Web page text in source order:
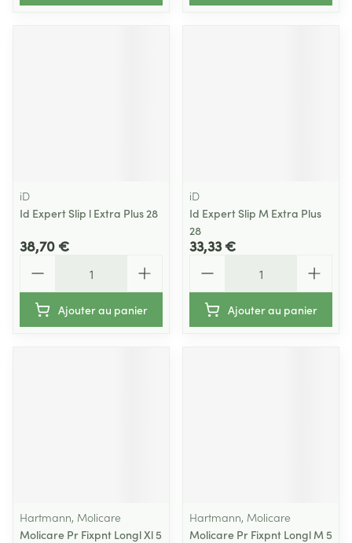
iD
Id Expert Slip l Extra Plus 28
38,70 €
Ajouter au panier
iD
Id Expert Slip M Extra Plus
28
33,33 €
Ajouter au panier
Hartmann, Molicare
Molicare Pr Fixpnt Longl Xl 5
Hartmann, Molicare
Molicare Pr Fixpnt Longl M 5